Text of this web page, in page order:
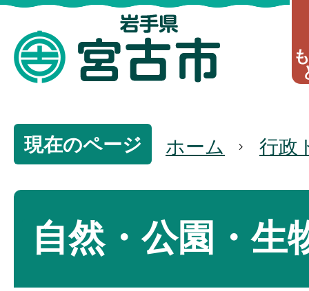
現在のページ ホーム 行政
自然・公園・生